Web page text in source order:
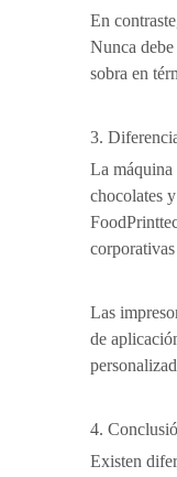
En
Nunca
sobra en
3.
La máquina
chocolates
Las
de
4.
Existen